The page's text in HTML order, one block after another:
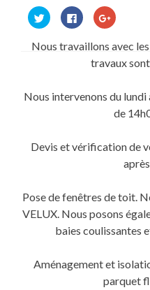
Cliquez
pour
partager
Twitter(ouvre
Cliquez
pour
partager
sur
Facebook(ouvre
dans
une
Cliquez
pour
Google+
dans
fenêtre)
Nous travaillons avec
travaux
Nous intervenons du lundi
de
Devis et vérification de
Pose de fenêtres de toit.
VELUX. Nous posons
baies coulissantes
Aménagement et
parquet